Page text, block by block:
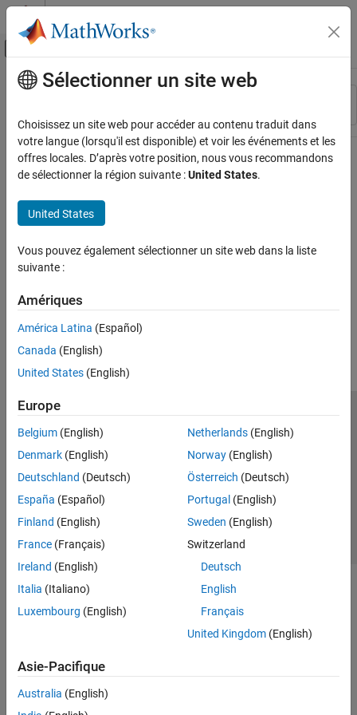
Passer au contenu
Activer/désactiver l'affichage du menu
Ressource
Contenu principal
Sélectionner un site web
Choisissez un site web pour accéder au contenu traduit dans
votre langue (lorsqu'il est disponible) et voir les événements et les
offres locales. D’après votre position, nous vous recommandons
de sélectionner la région suivante :United States.
United States
Vous pouvez également sélectionner un site web dans la liste
suivante :
Amériques
América Latina (Español)
Canada (English)
United States (English)
Europe
Belgium (English)
Denmark (English)
Deutschland (Deutsch)
España (Español)
Finland (English)
France (Français)
Ireland (English)
Italia (Italiano)
Luxembourg (English)
Netherlands(English)
Norway(English)
Österreich (Deutsch)
Portugal (English)
Sweden (English)
Switzerland
Deutsch
English
Français
United Kingdom(English)
Asie-Pacifique
Australia (English)
Lutte anti-piratage
Contacts locaux
© 1994-2026 The MathWorks, Inc.